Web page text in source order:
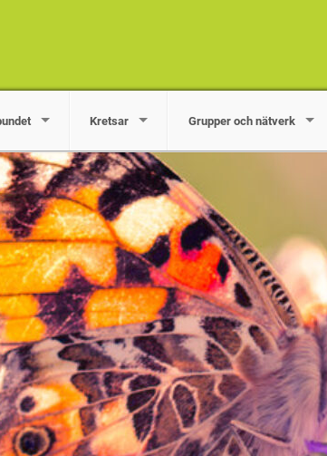
Kretsar Grupper och nätverk
i Örebro län
med miljö- och naturfrågor i Örebro län